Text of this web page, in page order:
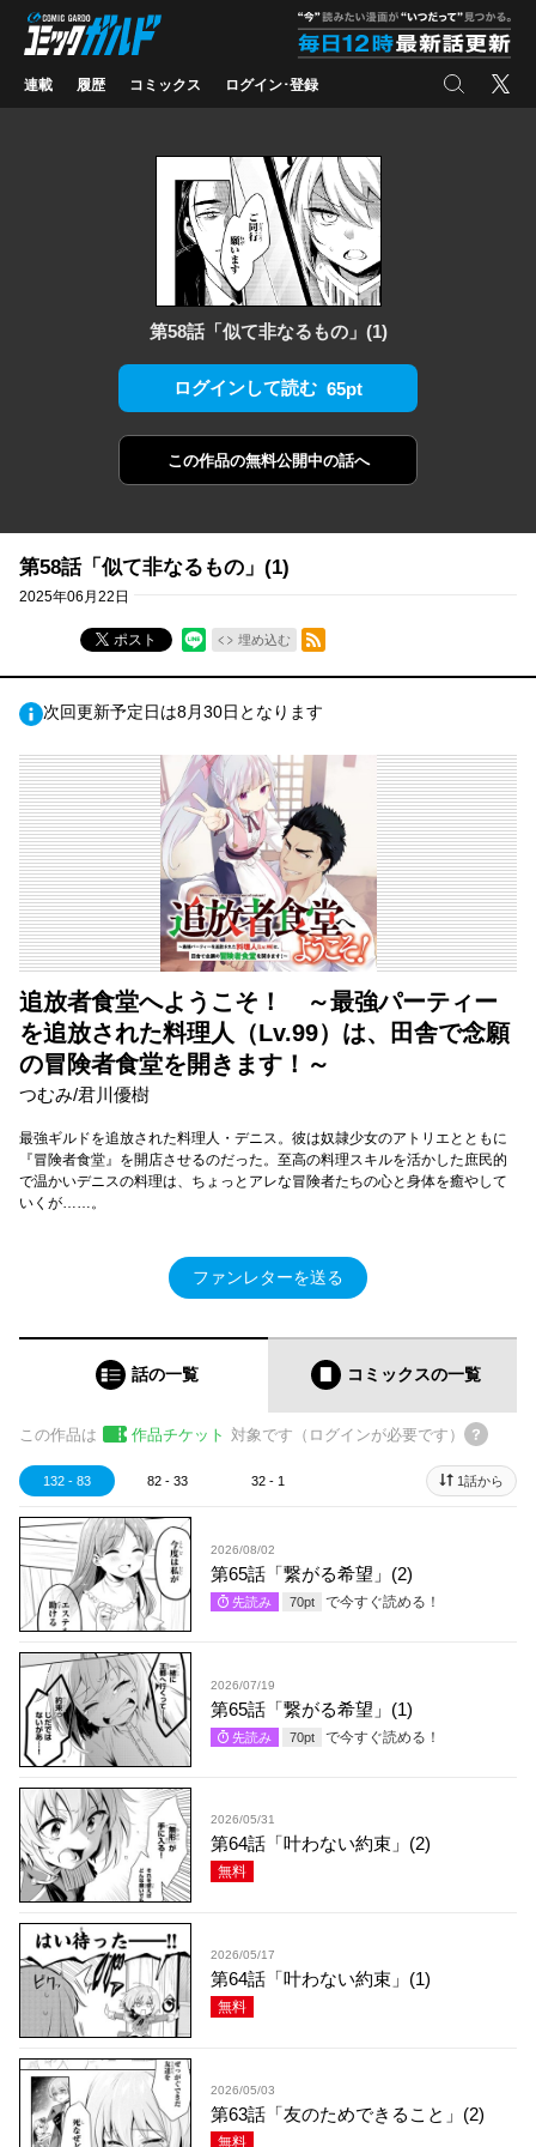
コミックガルド
連載 履歴 コミックス ログイン･登録 検索 X
第58話「似て非なるもの」(1)
ログインして読む 65pt
この作品の無料公開中の話へ
第58話「似て非なるもの」(1)
2025年06月22日
ポスト 埋め込む
RSSフィード
次回更新予定日は8月30日となります
追放者食堂へようこそ！ ～最強パーティー
を追放された料理人（Lv.99）は、田舎で念願
の冒険者食堂を開きます！～
つむみ/君川優樹
最強ギルドを追放された料理人・デニス。彼は奴隷少女のアトリエとともに
『冒険者食堂』を開店させるのだった。至高の料理スキルを活かした庶民的
で温かいデニスの料理は、ちょっとアレな冒険者たちの心と身体を癒やして
いくが……。
ファンレターを送る
話の一覧 コミックスの一覧
この作品は 作品チケット 対象です（ログインが必要です）
132 - 83 82 - 33 32 - 1 1話から
2026/08/02
第65話「繋がる希望」(2)
先読み 70pt で今すぐ読める！
2026/07/19
第65話「繋がる希望」(1)
先読み 70pt で今すぐ読める！
2026/05/31
第64話「叶わない約束」(2)
無料
2026/05/17
第64話「叶わない約束」(1)
無料
2026/05/03
第63話「友のためできること」(2)
無料